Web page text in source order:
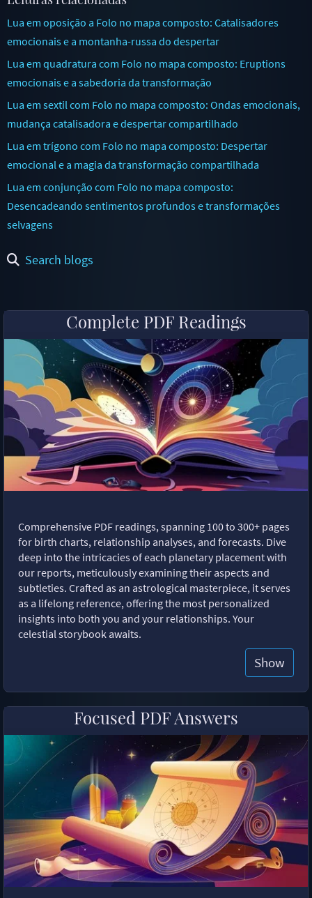
Lua em oposição a Folo no mapa composto: Catalisadores
emocionais e a montanha-russa do despertar
Lua em quadratura com Folo no mapa composto: Eruptions
emocionais e a sabedoria da transformação
Lua em sextil com Folo no mapa composto: Ondas emocionais,
mudança catalisadora e despertar compartilhado
Lua em trígono com Folo no mapa composto: Despertar
emocional e a magia da transformação compartilhada
Lua em conjunção com Folo no mapa composto:
Desencadeando sentimentos profundos e transformações
selvagens
Search blogs
Complete PDF Readings
Comprehensive PDF readings, spanning 100 to 300+ pages
for birth charts, relationship analyses, and forecasts. Dive
deep into the intricacies of each planetary placement with
our reports, meticulously examining their aspects and
subtleties. Crafted as an astrological masterpiece, it serves
as a lifelong reference, offering the most personalized
insights into both you and your relationships. Your
celestial storybook awaits.
Show
Focused PDF Answers